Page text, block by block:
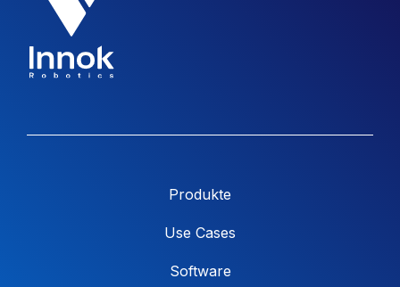
Produkte
Use Cases
Software